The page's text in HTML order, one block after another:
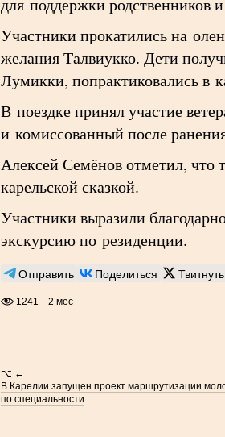
для поддержки родственников
Участники прокатились на
желания Талвиукко. Дети
Лумикки, попрактиковались в
В поездке принял участие
и комиссованный после
Алексей Семёнов отметил, что
карельской сказкой.
Участники выразили
экскурсию по резиденции.
Отправить Поделиться Твитнуть
1241 2 мес
⌥ ←
В Карелии запущен проект маршрутизации
по специальности